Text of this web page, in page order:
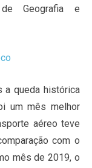
Geografia e
a queda histórica
um mês melhor
aéreo teve
com o
mês de 2019, o